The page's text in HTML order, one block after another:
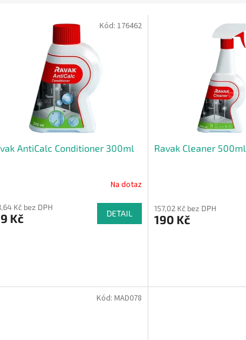
AntiCalc Conditioner 300ml
Na dotaz
Kč bez DPH
Kč DETAIL
Kód: 176462
Ravak Cleaner 500ml
157,02 Kč bez DPH
190 Kč
Kód: MAD078